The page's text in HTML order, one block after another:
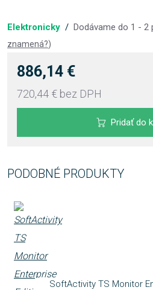
Elektronicky / Dodávame do 1 - 2
znamená?)
886,14 €
720,44 € bez DPH
Pridať do
PODOBNÉ PRODUKTY
SoftActivity TS Monitor